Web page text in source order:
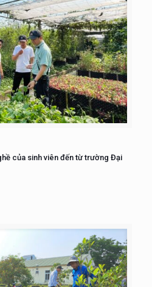
của sinh viên đến từ trường Đại